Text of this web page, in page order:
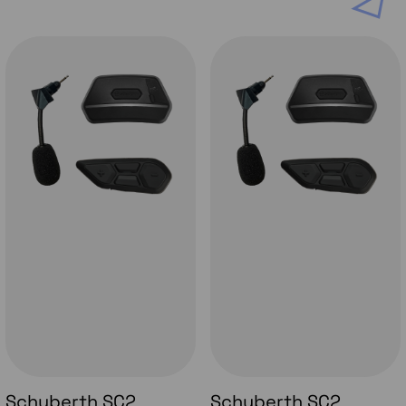
De schaal van de nieuweSchuberth J2is,
zoals alle Schuberth ECE 22.06
gehomologeerde helmen, geproduceerd met
behulp van de gepatenteerde Direct Fibre
Processing-technologie en versterkt met
koolstofvezel. Deze geavanceerde
Schuberth SC2
Schuberth SC2